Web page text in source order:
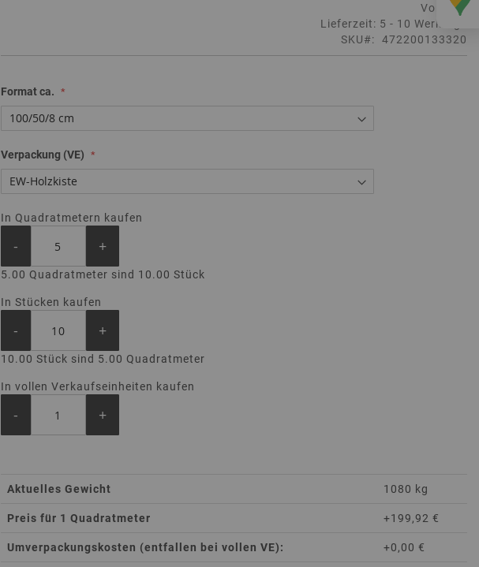
Vorrätig
Lieferzeit: 5 - 10 Werktage
SKU
472200133320
Format ca.
Verpackung (VE)
In Quadratmetern kaufen
- +
5.00 Quadratmeter sind 10.00 Stück
In Stücken kaufen
- +
10.00 Stück sind 5.00 Quadratmeter
In vollen Verkaufseinheiten kaufen
- +
Product
Aktuelles Gewicht 1080 kg
Preis für 1 Quadratmeter +199,92 €
Umverpackungskosten (entfallen bei vollen VE): +0,00 €